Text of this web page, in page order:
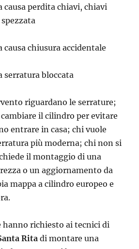
perdita chiavi, chiavi
chiusura accidentale
serratura bloccata
riguardano le serrature;
cambiare il cilindro per evitare
entrare in casa; chi vuole
più moderna; chi non si
il montaggio di una
o un aggiornamento da
mappa a cilindro europeo e
richiesto ai tecnici di
Rita di montare una